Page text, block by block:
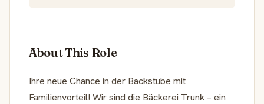
About This Role
Ihre neue Chance in der Backstube mit
Familienvorteil! Wir sind die Bäckerei Trunk – ein